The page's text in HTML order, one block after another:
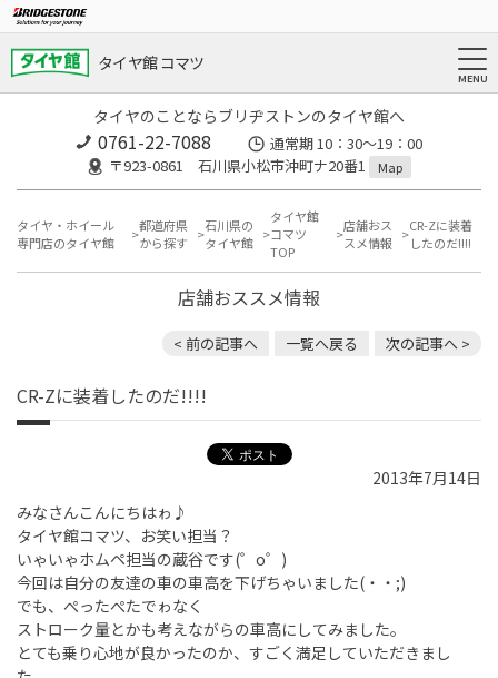
タイヤ館 コマツ
タイヤのことならブリヂストンのタイヤ館へ
0761-22-7088
通常期 10：30～19：00
〒923-0861 石川県小松市沖町ナ20番1
Map
タイヤ・ホイール
専門店のタイヤ館
都道府県
から探す
石川県の
タイヤ館
タイヤ館
コマツ
TOP
店舗おス
スメ情報
CR-Zに装着
したのだ!!!!
店舗おススメ情報
< 前の記事へ 一覧へ戻る 次の記事へ >
CR-Zに装着したのだ!!!!
2013年7月14日
みなさんこんにちはゎ♪
タイヤ館コマツ、お笑い担当？
いゃいゃホムペ担当の蔵谷です(゜o゜)
今回は自分の友達の車の車高を下げちゃいました(・・;)
でも、ぺったぺたでゎなく
ストローク量とかも考えながらの車高にしてみました。
とても乗り心地が良かったのか、すごく満足していただきまし